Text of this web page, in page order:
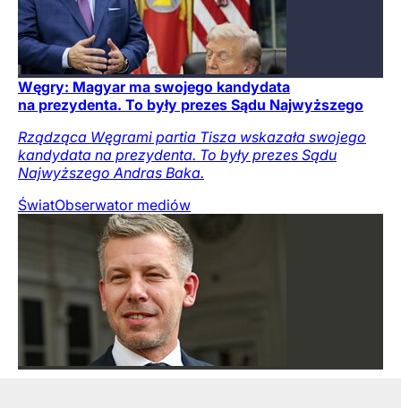
Węgry: Magyar ma swojego kandydata
na prezydenta. To były prezes Sądu Najwyższego
Rządząca Węgrami partia Tisza wskazała swojego
kandydata na prezydenta. To były prezes Sądu
Najwyższego Andras Baka.
ŚwiatObserwator mediów